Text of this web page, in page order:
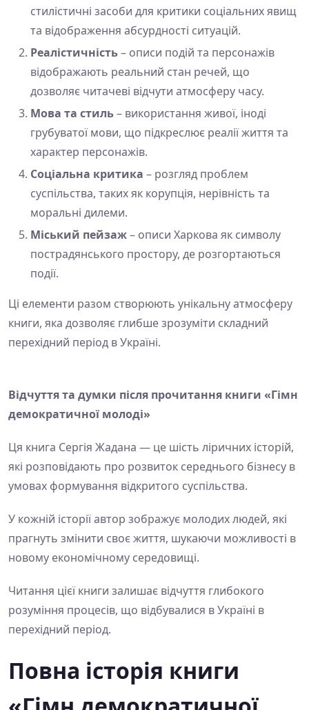
стилістичні засоби для критики соціальних явищ
та відображення абсурдності ситуацій.
Реалістичність– описи подій та персонажів
відображають реальний стан речей, що
дозволяє читачеві відчути атмосферу часу.
Мова та стиль– використання живої, іноді
грубуватої мови, що підкреслює реалії життя та
характер персонажів.
Соціальна критика – розгляд проблем
суспільства, таких як корупція, нерівність та
моральні дилеми.
Міський пейзаж– описи Харкова як символу
пострадянського простору, де розгортаються
події.
Ці елементи разом створюють унікальну атмосферу
книги, яка дозволяє глибше зрозуміти складний
перехідний період в Україні.
Відчуття та думки після прочитання книги «Гімн
демократичної молоді»
Ця книга Сергія Жадана — це шість ліричних історій,
які розповідають про розвиток середнього бізнесу в
умовах формування відкритого суспільства.
У кожній історії автор зображує молодих людей, які
прагнуть змінити своє життя, шукаючи можливості в
новому економічному середовищі.
Читання цієї книги залишає відчуття глибокого
розуміння процесів, що відбувалися в Україні в
перехідний період.
Повна історія книги